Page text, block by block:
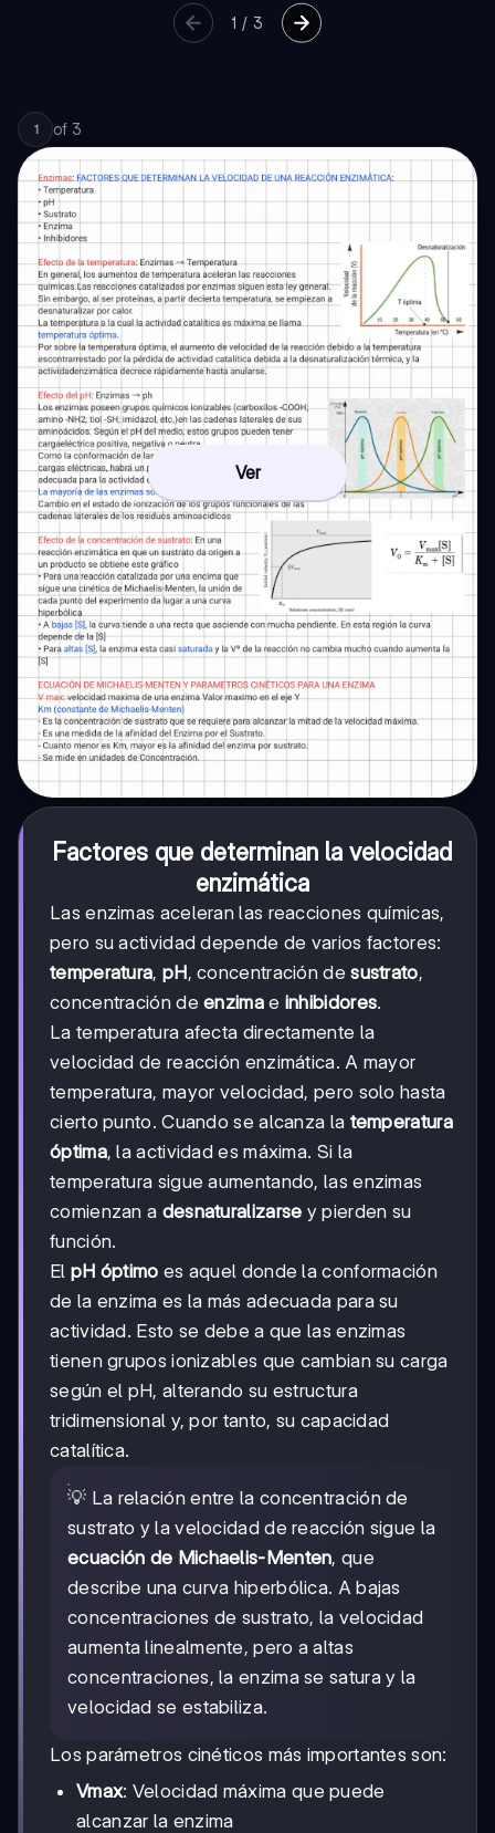
1 / 3
1 of 3
Ver
Factores que determinan la velocidad
enzimática
Las enzimas aceleran las reacciones químicas,
pero su actividad depende de varios factores:
temperatura, pH, concentración desustrato,
concentración deenzimae inhibidores.
La temperatura afecta directamente la
velocidad de reacción enzimática. A mayor
temperatura, mayor velocidad, pero solo hasta
cierto punto. Cuando se alcanza la temperatura
óptima, la actividad es máxima. Si la
temperatura sigue aumentando, las enzimas
comienzan a desnaturalizarse y pierden su
función.
El pH óptimo es aquel donde la conformación
de la enzima es la más adecuada para su
actividad. Esto se debe a que las enzimas
tienen grupos ionizables que cambian su carga
según el pH, alterando su estructura
tridimensional y, por tanto, su capacidad
catalítica.
💡 La relación entre la concentración de
sustrato y la velocidad de reacción sigue la
ecuación de Michaelis-Menten, que
describe una curva hiperbólica. A bajas
concentraciones de sustrato, la velocidad
aumenta linealmente, pero a altas
concentraciones, la enzima se satura y la
velocidad se estabiliza.
Los parámetros cinéticos más importantes son:
Vmax: Velocidad máxima que puede
alcanzar la enzima